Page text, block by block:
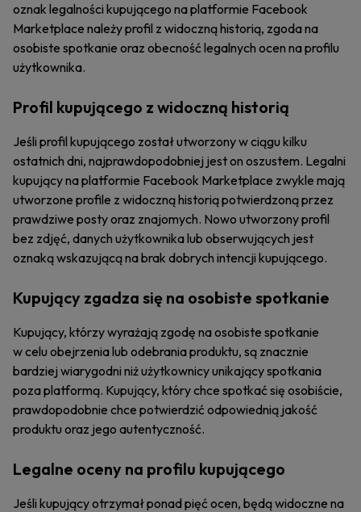
oznak legalności kupującego na platformie Facebook
Marketplace należy profil z widoczną historią, zgoda na
osobiste spotkanie oraz obecność legalnych ocen na profilu
użytkownika.
Profil kupującego z widoczną historią
Jeśli profil kupującego został utworzony w ciągu kilku
ostatnich dni, najprawdopodobniej jest on oszustem. Legalni
kupujący na platformie Facebook Marketplace zwykle mają
utworzone profile z widoczną historią potwierdzoną przez
prawdziwe posty oraz znajomych. Nowo utworzony profil
bez zdjęć, danych użytkownika lub obserwujących jest
oznaką wskazującą na brak dobrych intencji kupującego.
Kupujący zgadza się na osobiste spotkanie
Kupujący, którzy wyrażają zgodę na osobiste spotkanie
w celu obejrzenia lub odebrania produktu, są znacznie
bardziej wiarygodni niż użytkownicy unikający spotkania
poza platformą. Kupujący, który chce spotkać się osobiście,
prawdopodobnie chce potwierdzić odpowiednią jakość
produktu oraz jego autentyczność.
Legalne oceny na profilu kupującego
Jeśli kupujący otrzymał ponad pięć ocen, będą widoczne na